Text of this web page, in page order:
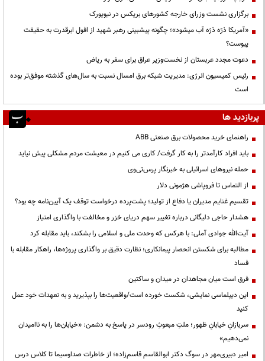
برگزاری نشست وزرای خارجه کشورهای بریکس در نیویورک
«آمریکا ذرّه ذرّه آب میشود»؛ چگونه پیشبینی رهبر شهید از افول ابرقدرت به حقیقت
پیوست؟
دعوت مجدد عربستان از نخست‌وزیر عراق برای سفر به ریاض
رئیس کمیسیون انرژی: مدیریت شبکه برق امسال نسبت به سال‌های گذشته موفق‌تر بوده
است
پربازدید ها
راهنمای خرید محصولات برق صنعتی ABB
باید افراد کارآمدتر را به کار گرفت/ کاری می کنیم در معیشت مردم مشکلی پیش نیاید
حمله نیروهای اسرائیلی به خبرنگار پرس‌تی‌وی
از التماس تا فروپاشی هژمونی دلار
تقسیم غنایم مدیران یا دفاع از تولید؛ پشت‌پرده درخواست توقف یک آیین‌نامه چه بود؟
هشدار حاجی دلیگانی درباره تغییر سهم دریای خزر و مخالفت با واگذاری امتیاز
آیت‌الله جوادی آملی: با هرکس که وحدت ملی و اسلامی را بشکند، باید مقابله کرد
مطالبه برای شکستن انحصار پیمانکاری؛ نظارت دقیق بر واگذاری پروژه‌ها، راهکار مقابله با
فساد
فرق است میان مجاهدان در میدان و ساکتین
این دیپلماسی نمایشی، شکست خورده است/واقعیت‌ها را بپذیرید و به تعهدات خود عمل
کنید
سربازانِ خیابانِ ظهور؛ ملتِ مبعوثِ رودسر در پاسخ به دشمن: «خیابان‌ها را به ناامیدان
نمی‌دهیم»
امیر دبیری‌مهر در سوگ دکتر ابوالقاسم قاسم‌زاده؛ از خاطرات صداوسیما تا کلاس درس